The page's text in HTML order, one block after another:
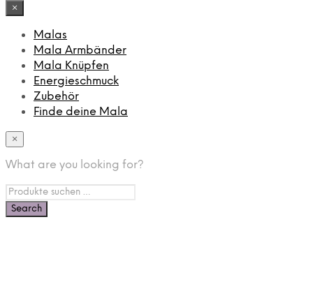
×
Malas
Mala Armbänder
Mala Knüpfen
Energieschmuck
Zubehör
Finde deine Mala
×
What are you looking for?